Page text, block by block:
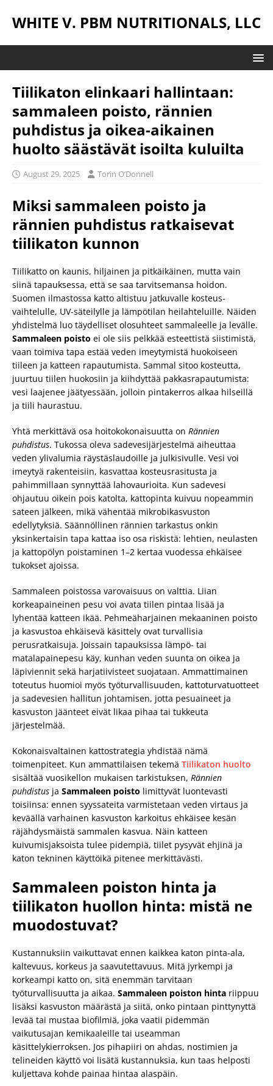
WHITE V. PBM NUTRITIONALS, LLC
Tiilikaton elinkaari hallintaan:
sammaleen poisto, rännien
puhdistus ja oikea-aikainen
huolto säästävät isoilta kuluilta
August 29, 2025 Torin O’Donnell
Miksi sammaleen poisto ja
rännien puhdistus ratkaisevat
tiilikaton kunnon
Tiilikatto on kaunis, hiljainen ja pitkäikäinen, mutta vain
siinä tapauksessa, että se saa tarvitsemansa hoidon.
Suomen ilmastossa katto altistuu jatkuvalle kosteus-
vaihtelulle, UV-säteilylle ja lämpötilan heilahteluille. Näiden
yhdistelmä luo täydelliset olosuhteet sammaleelle ja levälle.
Sammaleen poisto ei ole siis pelkkää esteettistä siistimistä,
vaan toimiva tapa estää veden imeytymistä huokoiseen
tiileen ja katteen rapautumista. Sammal sitoo kosteutta,
juurtuu tiilen huokosiin ja kiihdyttää pakkasrapautumista:
vesi laajenee jäätyessään, jolloin pintakerros alkaa hilseillä
ja tiili haurastuu.
Yhtä merkittävä osa hoitokokonaisuutta on Rännien
puhdistus. Tukossa oleva sadevesijärjestelmä aiheuttaa
veden ylivalumia räystäslaudoille ja julkisivulle. Vesi voi
imeytyä rakenteisiin, kasvattaa kosteusrasitusta ja
pahimmillaan synnyttää lahovaurioita. Kun sadevesi
ohjautuu oikein pois katolta, kattopinta kuivuu nopeammin
sateen jälkeen, mikä vähentää mikrobikasvuston
edellytyksiä. Säännöllinen rännien tarkastus onkin
yksinkertaisin tapa kattaa iso osa riskistä: lehtien, neulasten
ja kattopölyn poistaminen 1–2 kertaa vuodessa ehkäisee
tukokset ajoissa.
Sammaleen poistossa varovaisuus on valttia. Liian
korkeapaineinen pesu voi avata tiilen pintaa lisää ja
lyhentää katteen ikää. Pehmeäharjainen mekaaninen poisto
ja kasvustoa ehkäisevä käsittely ovat turvallisia
perusratkaisuja. Joissain tapauksissa lämpö- tai
matalapainepesu käy, kunhan veden suunta on oikea ja
läpiviennit sekä harjatiivisteet suojataan. Ammattimainen
toteutus huomioi myös työturvallisuuden, kattoturvatuotteet
ja sadevesien hallitun johtamisen, jotta pesuaineet ja
kasvuston jäänteet eivät likaa pihaa tai tukkeuta
järjestelmää.
Kokonaisvaltainen kattostrategia yhdistää nämä
toimenpiteet. Kun ammattilaisen tekemä Tiilikaton huolto
sisältää vuosikellon mukaisen tarkistuksen, Rännien
puhdistus ja Sammaleen poisto limittyvät luontevasti
toisiinsa: ennen syyssateita varmistetaan veden virtaus ja
keväällä varhainen kasvuston karkoitus ehkäisee kesän
räjähdysmäistä sammalen kasvua. Näin katteen
kuivumisjaksoista tulee pidempiä, tiilet pysyvät ehjinä ja
katon tekninen käyttöikä pitenee merkittävästi.
Sammaleen poiston hinta ja
tiilikaton huollon hinta: mistä ne
muodostuvat?
Kustannuksiin vaikuttavat ennen kaikkea katon pinta-ala,
kaltevuus, korkeus ja saavutettavuus. Mitä jyrkempi ja
korkeampi katto on, sitä enemmän tarvitaan
työturvallisuutta ja aikaa. Sammaleen poiston hinta riippuu
lisäksi kasvuston määrästä ja siitä, onko pintaan pinttynyttä
levää tai mustaa biofilmiä, joka vaatii pidemmän
vaikutusajan kemikaaleille tai useamman
käsittelykierroksen. Jos pihapiiri on ahdas, nostimien ja
telineiden käyttö voi lisätä kustannuksia, kun taas helposti
kuljettava kohde painaa hintaa alaspäin.